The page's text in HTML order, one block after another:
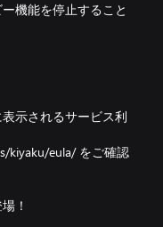
機能を停止すること
示されるサービス利
kiyaku/eula/ をご確認
！